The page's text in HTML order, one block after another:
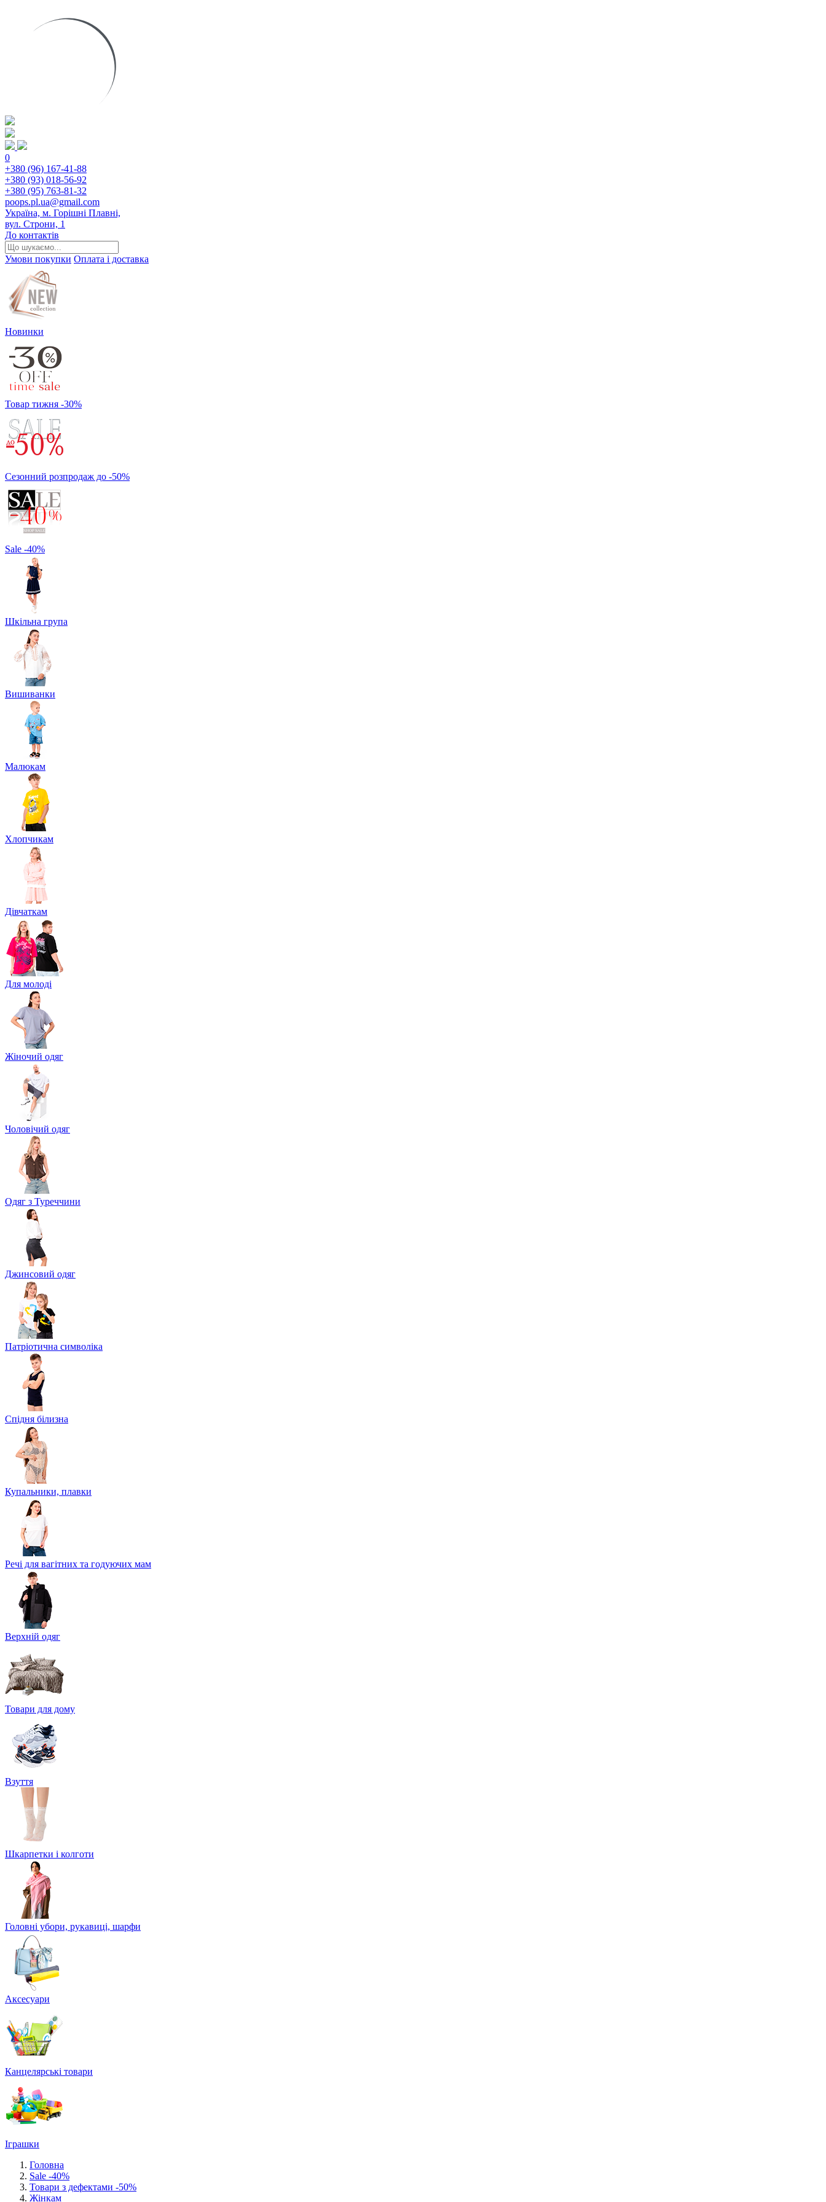
0
+380 (96) 167-41-88
+380 (93) 018-56-92
+380 (95) 763-81-32
poops.pl.ua@gmail.com
Україна, м. Горішні Плавні,
вул. Строни, 1
До контактів
Умови покупки Оплата і доставка
Новинки
Товар тижня -30%
Сезонний розпродаж до -50%
Sale -40%
Шкільна група
Вишиванки
Малюкам
Хлопчикам
Дівчаткам
Для молоді
Жіночий одяг
Чоловічий одяг
Одяг з Туреччини
Джинсовий одяг
Патріотична символіка
Спідня білизна
Купальники, плавки
Речі для вагітних та годуючих мам
Верхній одяг
Товари для дому
Взуття
Шкарпетки і колготи
Головні убори, рукавиці, шарфи
Аксесуари
Канцелярські товари
Іграшки
Головна
Sale -40%
Товари з дефектами -50%
Жінкам